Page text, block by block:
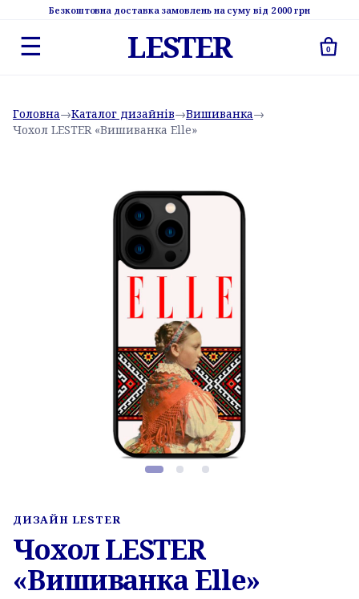
Безкоштовна доставка замовлень на суму від 2 000 грн
☰ LESTER 0
Головна→Каталог дизайнів→Вишиванка→
Чохол LESTER «Вишиванка Elle»
ДИЗАЙН LESTER
Чохол LESTER
«Вишиванка Elle»